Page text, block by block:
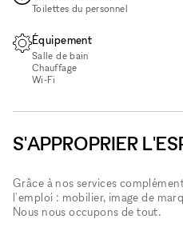
Toilettes du personnel
Équipement
Salle de bain
Chauffage
Wi‑Fi
S'APPROPRIER
Grâce à nos services
l'emploi : mobilier, image de
Nous nous occupons de tout.